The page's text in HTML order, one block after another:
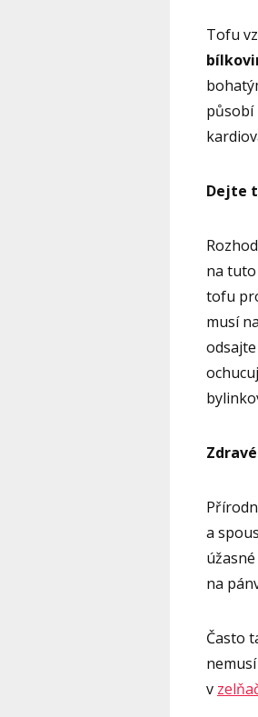
Tofu
působí
Dejte
na
tofu
musí
a
na
Často
v